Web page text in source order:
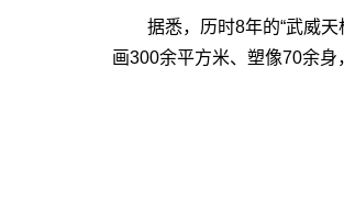
据悉，历时8年的“武威天
画300余平方米、塑像70余身